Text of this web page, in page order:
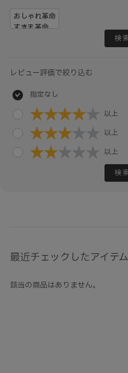
検
レビュー評価で絞り込む
指定なし
以上
以上
以上
検
最近チェックしたアイテム
該当の商品はありません。